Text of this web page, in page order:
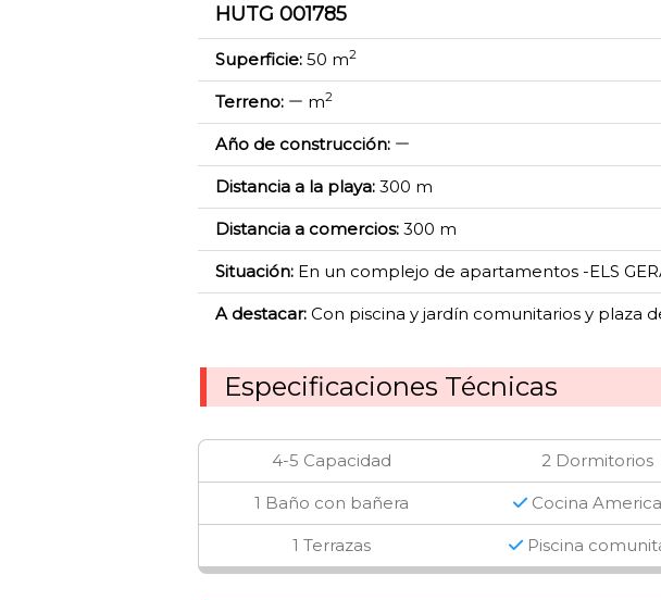
HUTG 001785
Superficie: 50 m2
Terreno: m2
Año de construcción:
Distancia a la playa: 300 m
Distancia a comercios: 300 m
Situación: En un complejo de apartamentos -ELS
A destacar: Con piscina y jardín comunitarios y plaza
Especificaciones Técnicas
4-5 Capacidad 2 Dormitorios
1 Baño con bañera Cocina
1 Terrazas Piscina